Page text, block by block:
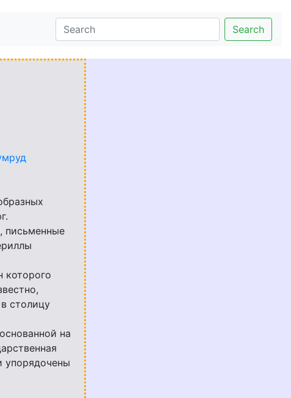
Search
письменные
которого
столицу
на
упорядочены